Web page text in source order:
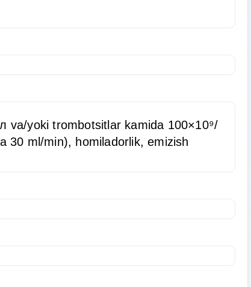
va/yoki trombotsitlar kamida 100×10⁹/
30 ml/min), homiladorlik, emizish